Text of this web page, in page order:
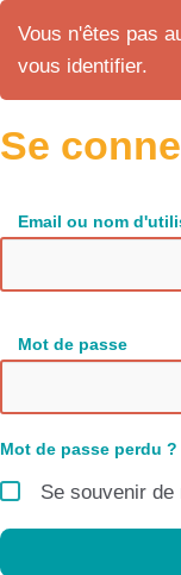
Vous n'êtes pas
vous identifier.
Se
Email ou nom
Mot de passe
Mot de passe perdu ?
Se souvenir de